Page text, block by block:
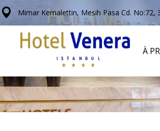
Mimar Kemalettin, Mesih Pasa Cd. No:72,
À